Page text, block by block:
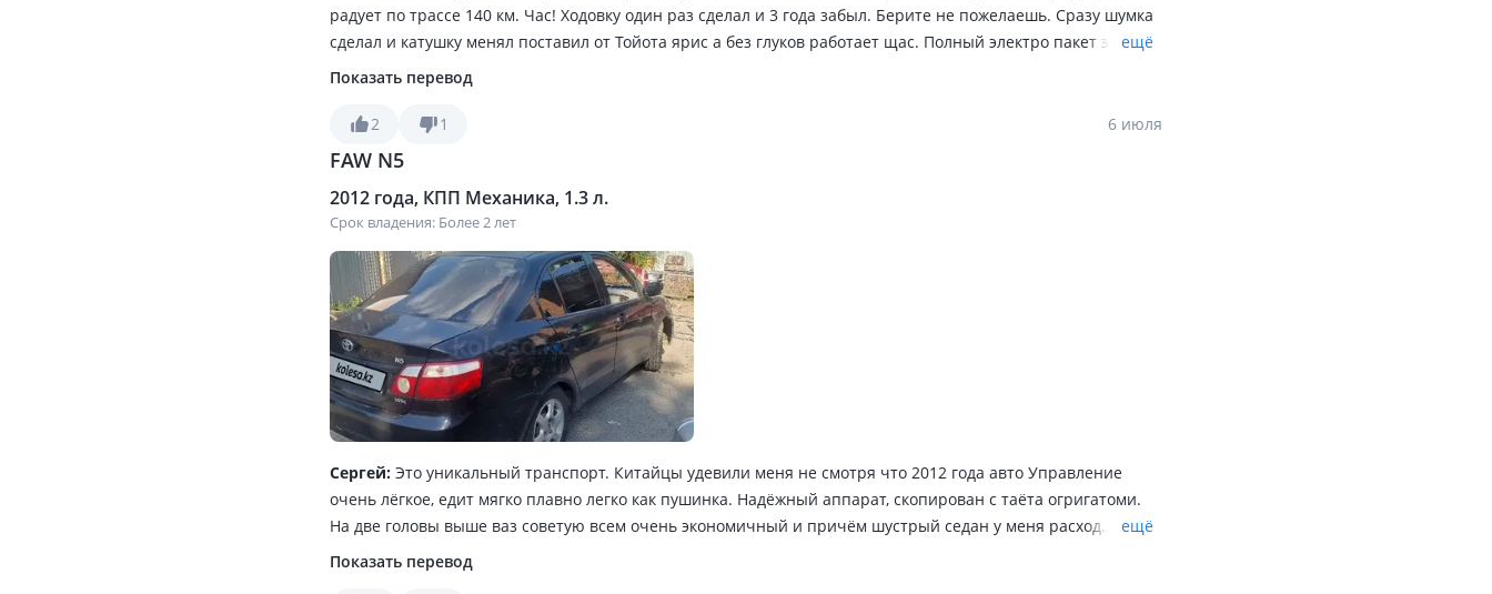
радует по трассе 140 км. Час! Ходовку один раз сделал и 3 года забыл. Берите не пожелаешь. Сразу шумка
сделал и катушку менял поставил от Тойота ярис а без глуков работает щас. Полный электро пакет электро
усилитель рулевого и кондёр работает на ура печка огонь китаец но салоне как в Африке если шумка она
китаец
ещё
Показать перевод
2 1 6 июля
FAW N5
2012 года, КПП Механика, 1.3 л.
Срок владения: Более 2 лет
Сергей: Это уникальный транспорт. Китайцы удевили меня не смотря что 2012 года авто Управление
очень лёгкое, едит мягко плавно легко как пушинка. Надёжный аппарат, скопирован с таёта огригатоми.
На две головы выше ваз советую всем очень экономичный и причём шустрый седан у меня расход
топлива за городом выходило 3.5 литра, подвеска независимая простая в обслуживание кондиционер так
ещё
Показать перевод